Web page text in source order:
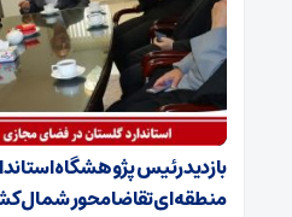
بازدید رئیس پژوهشگاه
منطقه‌ای تقاضا محور شمال